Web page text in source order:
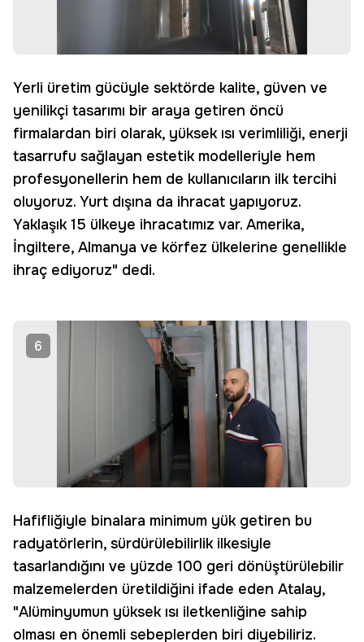
Yerli üretim gücüyle sektörde kalite, güven ve
yenilikçi tasarımı bir araya getiren öncü
firmalardan biri olarak, yüksek ısı verimliliği, enerji
tasarrufu sağlayan estetik modelleriyle hem
profesyonellerin hem de kullanıcıların ilk tercihi
oluyoruz. Yurt dışına da ihracat yapıyoruz.
Yaklaşık 15 ülkeye ihracatımız var. Amerika,
İngiltere, Almanya ve körfez ülkelerine genellikle
ihraç ediyoruz" dedi.
6
Hafifliğiyle binalara minimum yük getiren bu
radyatörlerin, sürdürülebilirlik ilkesiyle
tasarlandığını ve yüzde 100 geri dönüştürülebilir
malzemelerden üretildiğini ifade eden Atalay,
"Alüminyumun yüksek ısı iletkenliğine sahip
olması en önemli sebeplerden biri diyebiliriz.